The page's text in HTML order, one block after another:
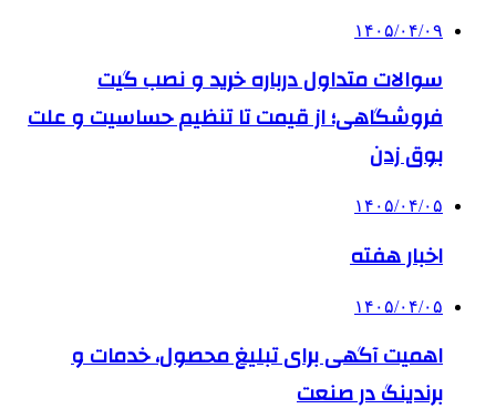
۱۴۰۵/۰۴/۰۹
سوالات متداول درباره خرید و نصب گیت
فروشگاهی؛ از قیمت تا تنظیم حساسیت و علت
بوق زدن
۱۴۰۵/۰۴/۰۵
اخبار هفته
۱۴۰۵/۰۴/۰۵
اهمیت آگهی برای تبلیغ محصول، خدمات و
برندینگ در صنعت